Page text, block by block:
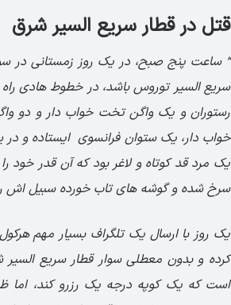
قتل در قطار سریع السیر شرق
” ساعت پنج صبح، در یک روز زمستانی در
سریع السیر توروس باشد، در خطوط هادی راه
رستوران و یک واگن تخت خواب دار و دو
خواب دار، یک ستوان فرانسوی ایستاده و
یک مرد قد کوتاه و لاغر بود که آن قدر خود
سرخ شده و گوشه های تاب خورده سبیل اش
یک روز با ارسال یک تلگراف بسیار مهم
کرده و بدون معطلی سوار قطار سریع
است که یک کوپه درجه یک رزرو کند، اما